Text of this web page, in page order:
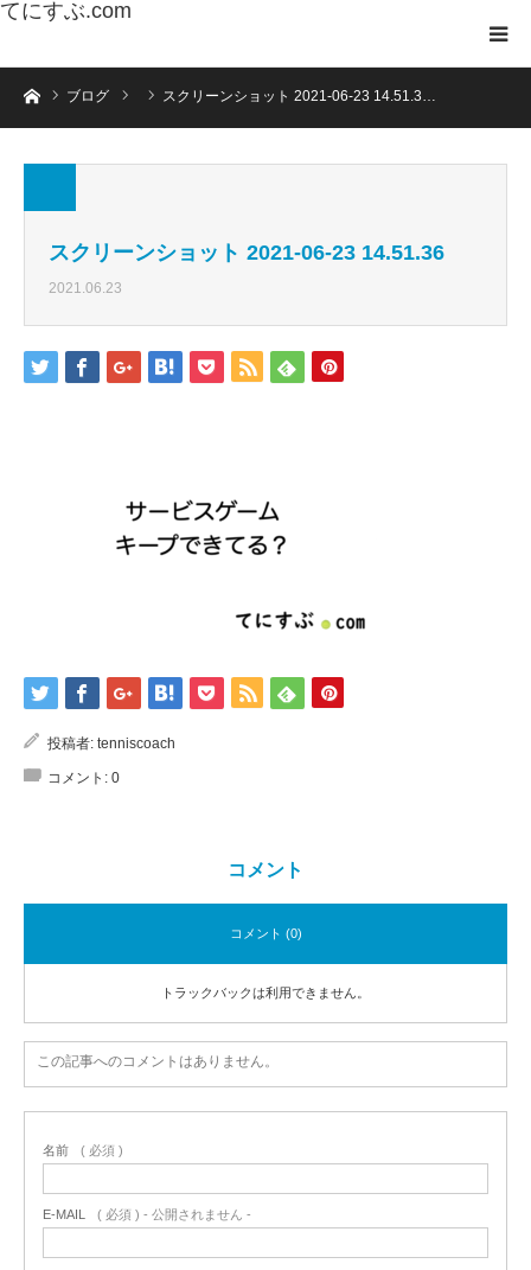
てにすぶ.com
ホームブログ スクリーンショット 2021-06-23 14.51.3…
スクリーンショット 2021-06-23 14.51.36
2021.06.23
投稿者: tenniscoach
コメント: 0
コメント
コメント (0)
トラックバックは利用できません。
この記事へのコメントはありません。
名前 ( 必須 )
E-MAIL ( 必須 ) - 公開されません -